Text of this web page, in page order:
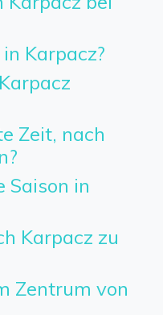
Karpacz?
Zeit, nach
Saison in
Karpacz zu
Zentrum von